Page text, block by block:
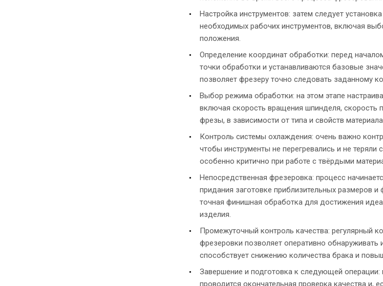
Настройка инструментов: затем следует
необходимых рабочих инструментов, включая
положения.
Определение координат обработки: перед
точки обработки и устанавливаются базовые
позволяет фрезеру точно следовать заданному
Выбор режима обработки: на этом этапе
включая скорость вращения шпинделя, скорость
фрезы, в зависимости от типа и свойств
Контроль системы охлаждения: очень важно
чтобы инструменты не перегревались и не теряли
особенно критично при работе с твёрдыми
Непосредственная фрезеровка: процесс
придания заготовке приблизительных размеров
точная финишная обработка для достижения
изделия.
Промежуточный контроль качества: регулярный
фрезеровки позволяет оперативно обнаруживать
способствует снижению количества брака и
Завершение и подготовка к следующей операции:
проводится окончательная проверка качества и,